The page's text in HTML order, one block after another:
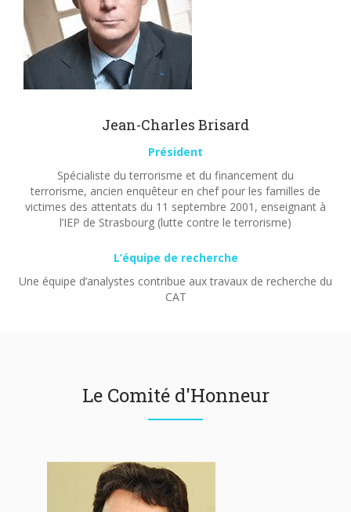
Jean-Charles Brisard
Président
Spécialiste du terrorisme et du financement du
terrorisme, ancien enquêteur en chef pour les familles de
victimes des attentats du 11 septembre 2001, enseignant à
l’IEP de Strasbourg (lutte contre le terrorisme)
L’équipe de recherche
Une équipe d’analystes contribue aux travaux de recherche du
CAT
Le Comité d'Honneur